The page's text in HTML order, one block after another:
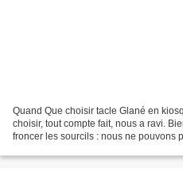
Quand Que choisir tacle Glané en
choisir, tout compte fait, nous a ravi.
froncer les sourcils : nous ne pouvons